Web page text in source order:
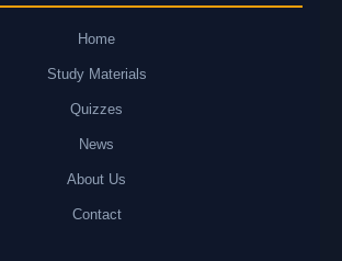
Home
Study Materials
Quizzes
News
About Us
Contact